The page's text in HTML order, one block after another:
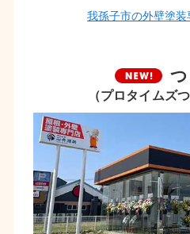
我孫子市の外壁塗
（プロタイムズ